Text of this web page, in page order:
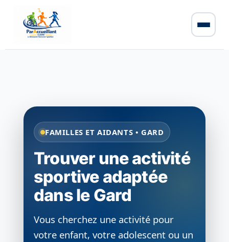
FAMILLES ET AIDANTS • GARD
Trouver une activité
sportive adaptée
dans le Gard
Vous cherchez une activité pour
votre enfant, votre adolescent ou un